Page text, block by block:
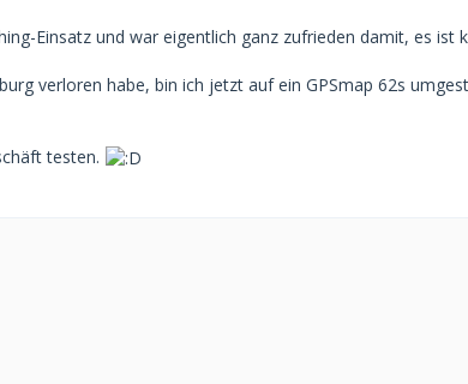
Einsatz und war eigentlich ganz zufrieden damit, es
verloren habe, bin ich jetzt auf ein GPSmap 62s
testen.